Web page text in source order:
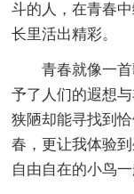
斗的人，在青春
长里活出精彩。
青春就像一首
予了人们的遐想
狭陋却能寻找到
春，更让我体验
自由自在的小鸟一